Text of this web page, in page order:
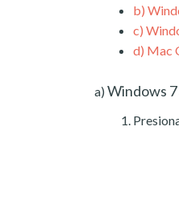
b)
c)
d) Mac
a) Windows